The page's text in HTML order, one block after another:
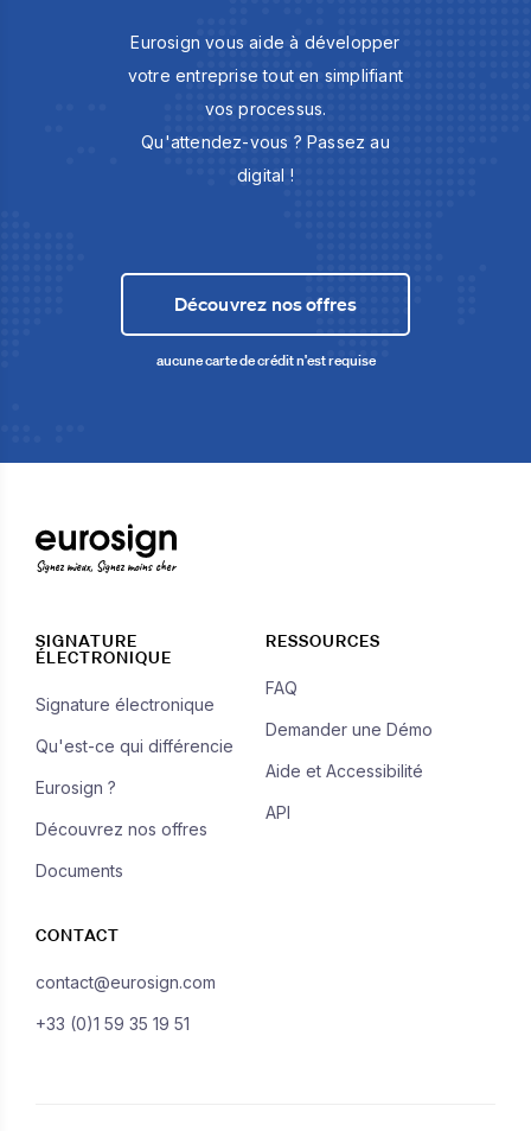
Eurosign vous aide à développer
votre entreprise tout en simplifiant
vos processus.
Qu'attendez-vous ? Passez au
digital !
Découvrez nos offres
aucune carte de crédit n'est requise
Signez mieux, Signez moins cher
SIGNATURE
ÉLECTRONIQUE
Signature électronique
Qu'est-ce qui différencie
Eurosign ?
Découvrez nos offres
Documents
RESSOURCES
FAQ
Demander une Démo
Aide et Accessibilité
API
CONTACT
contact@eurosign.com
+33 (0)1 59 35 19 51